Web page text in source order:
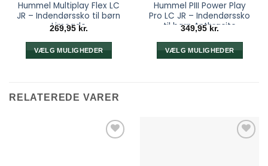
Hummel Multiplay Flex LC
JR – Indendørssko til børn
Limeade
269,95 kr.
VÆLG MULIGHEDER
flere
Mulighederne
Hummel PIII Power Play
Pro LC JR – Indendørssko
til børn Anthracite
349,95 kr.
VÆLG MULIGHEDER
Mulighederne
RELATEREDE VARER